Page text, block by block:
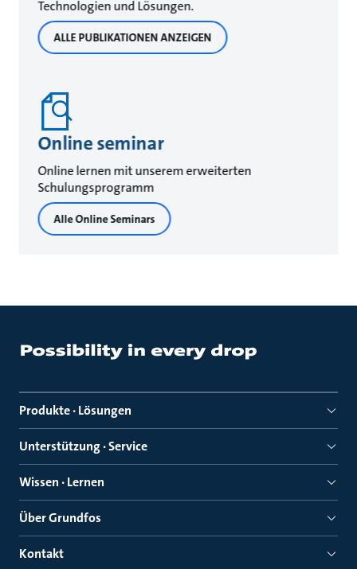
Technologien und Lösungen.
ALLE PUBLIKATIONEN ANZEIGEN
Online seminar
Online lernen mit unserem erweiterten
Schulungsprogramm
Alle Online Seminars
Produkte · Lösungen
Unterstützung · Service
Wissen · Lernen
Über Grundfos
Kontakt